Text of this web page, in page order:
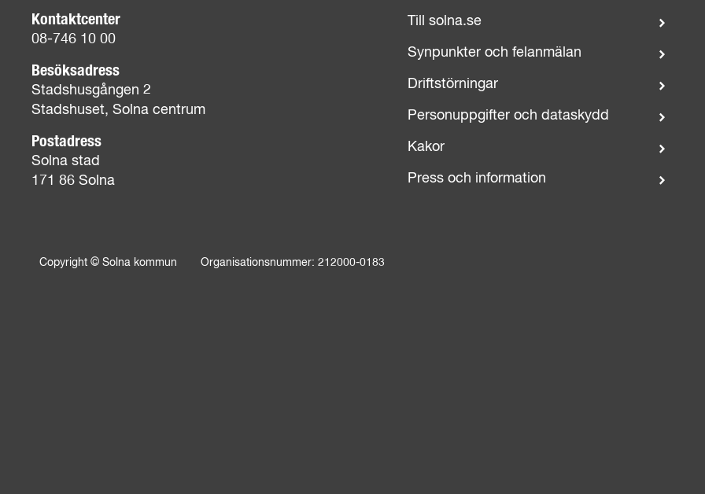
Kontaktcenter
08-746 10 00
Besöksadress
Stadshusgången 2
Stadshuset, Solna centrum
Postadress
Solna stad
171 86 Solna
Till solna.se
Synpunkter och felanmälan
Driftstörningar
Personuppgifter och dataskydd
Kakor
Press och information
Copyright © Solna kommun Organisationsnummer: 212000-0183